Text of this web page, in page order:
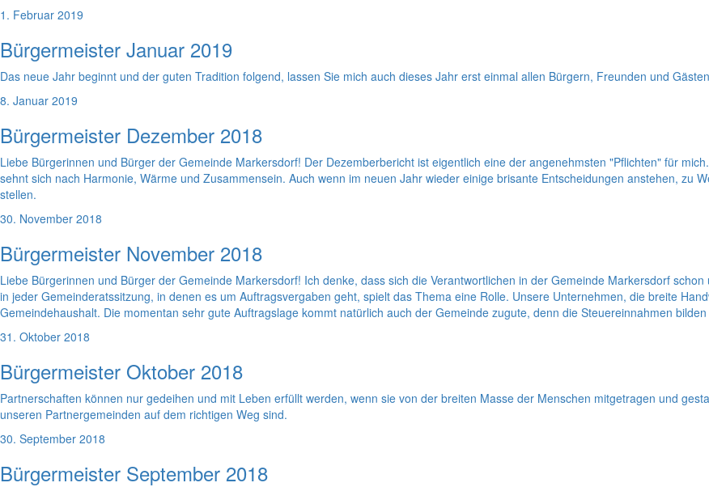
1. Februar 2019
Bürgermeister Januar 2019
Das neue Jahr beginnt und der guten Tradition folgend, lassen Sie mich auch dieses Jahr erst einmal allen Bürgern, Freunden und
8. Januar 2019
Bürgermeister Dezember 2018
Liebe Bürgerinnen und Bürger der Gemeinde Markersdorf! Der Dezemberbericht ist eigentlich eine der angenehmsten "Pflichten" für
sehnt sich nach Harmonie, Wärme und Zusammensein. Auch wenn im neuen Jahr wieder einige brisante Entscheidungen anstehen, zu
stellen.
30. November 2018
Bürgermeister November 2018
Liebe Bürgerinnen und Bürger der Gemeinde Markersdorf! Ich denke, dass sich die Verantwortlichen in der Gemeinde Markersdorf
in jeder Gemeinderatssitzung, in denen es um Auftragsvergaben geht, spielt das Thema eine Rolle. Unsere Unternehmen, die breite
Gemeindehaushalt. Die momentan sehr gute Auftragslage kommt natürlich auch der Gemeinde zugute, denn die Steuereinnahmen
31. Oktober 2018
Bürgermeister Oktober 2018
Partnerschaften können nur gedeihen und mit Leben erfüllt werden, wenn sie von der breiten Masse der Menschen mitgetragen und
unseren Partnergemeinden auf dem richtigen Weg sind.
30. September 2018
Bürgermeister September 2018